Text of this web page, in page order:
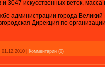
3047 искусственных веток, масса
администрации города
Дирекция по
01.12.2010 Комментарии (0)